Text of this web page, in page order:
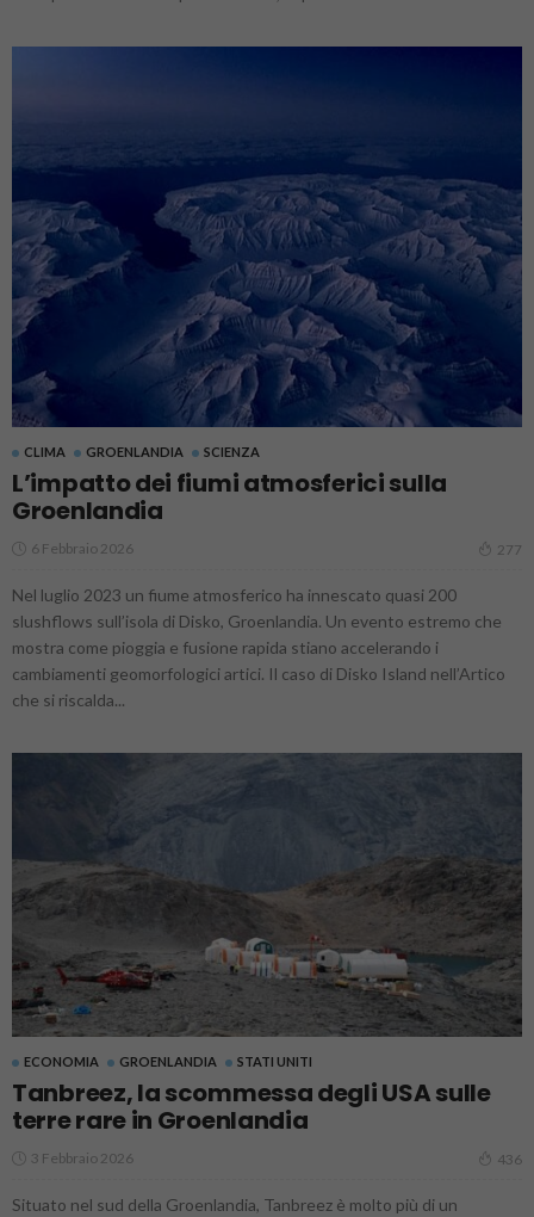
CLIMA GROENLANDIA SCIENZA
L’impatto dei fiumi atmosferici sulla
Groenlandia
6 Febbraio 2026 277
Nel luglio 2023 un fiume atmosferico ha innescato quasi 200
slushflows sull’isola di Disko, Groenlandia. Un evento estremo che
mostra come pioggia e fusione rapida stiano accelerando i
cambiamenti geomorfologici artici. Il caso di Disko Island nell’Artico
che si riscalda...
ECONOMIA GROENLANDIA STATI UNITI
Tanbreez, la scommessa degli USA sulle
terre rare in Groenlandia
3 Febbraio 2026 436
Situato nel sud della Groenlandia, Tanbreez è molto più di un